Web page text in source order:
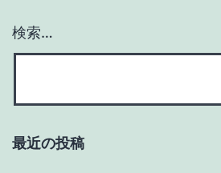
ン
検索…
最近の投稿